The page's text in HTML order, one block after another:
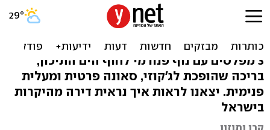
צפו: הצצה לפנטהאוז שעולה
3 מפלסים עם נוף פנורמי לחוף הים התיכון,
בריכה שהופכת לג'קוזי, סאונה פרטית ומעלית
פנימית. יצאנו לראות איך נראית דירה מהיקרות
בישראל
קרן נתנזון